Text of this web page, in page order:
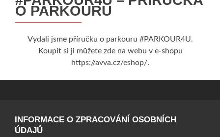
O PARKOURU
Vydali jsme příručku o parkouru #PARKOUR4U.
Koupit si ji můžete zde na webu v e-shopu
https://avva.cz/eshop/.
INFORMACE O ZPRACOVÁNÍ OSOBNÍCH
ÚDAJŮ